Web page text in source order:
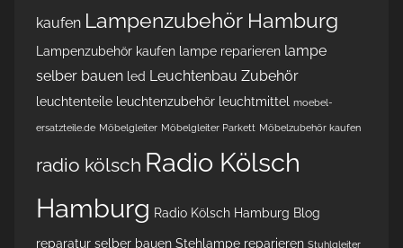
kaufen Lampenzubehör Hamburg
Lampenzubehör kaufen lampe reparieren lampe
selber bauen led Leuchtenbau Zubehör
leuchtenteile leuchtenzubehör leuchtmittel moebel-
ersatzteile.de Möbelgleiter Möbelgleiter Parkett Möbelzubehör kaufen
radio kölsch Radio Kölsch
Hamburg Radio Kölsch Hamburg Blog
reparatur selber bauen Stehlampe reparieren Stuhlgleiter